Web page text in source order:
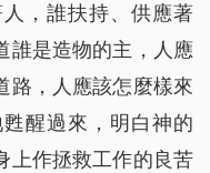
，誰扶持、供應著
誰是造物的主，人應
路，人應該怎麼樣來
醒過來，明白神的
上作拯救工作的良苦